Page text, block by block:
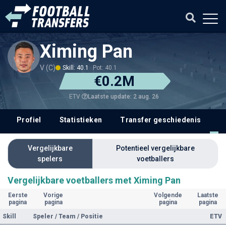
Ximing Pan
V (C) Skill: 40.1 Pot: 40.1
€0.2M
ETV Laatste update: 2 aug. 26
Profiel Statistieken Transfer geschiedenis
Vergelijkbare
spelers
Potentieel vergelijkbare
voetballers
Vergelijkbare voetballers met Ximing Pan
Eerste
pagina
Vorige
pagina
Volgende
pagina
Laatste
pagina
Skill
Speler / Team / Positie ETV